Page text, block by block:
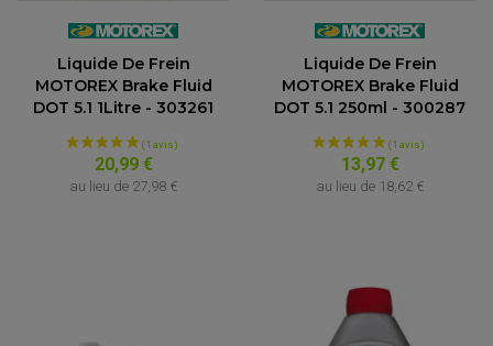
Liquide De Frein
MOTOREX Brake Fluid
DOT 5.1 1Litre - 303261
20,99 €
au lieu de 27,98 €
Liquide De Frein
MOTOREX Brake Fluid
DOT 5.1 250ml - 300287
13,97 €
au lieu de 18,62 €